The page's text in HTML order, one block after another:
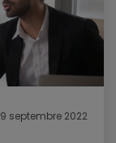
9 septembre 2022